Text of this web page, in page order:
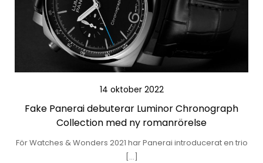
14 oktober 2022
Fake Panerai debuterar Luminor Chronograph
Collection med ny romanrörelse
För Watches & Wonders 2021 har Panerai introducerat en trio
[…]